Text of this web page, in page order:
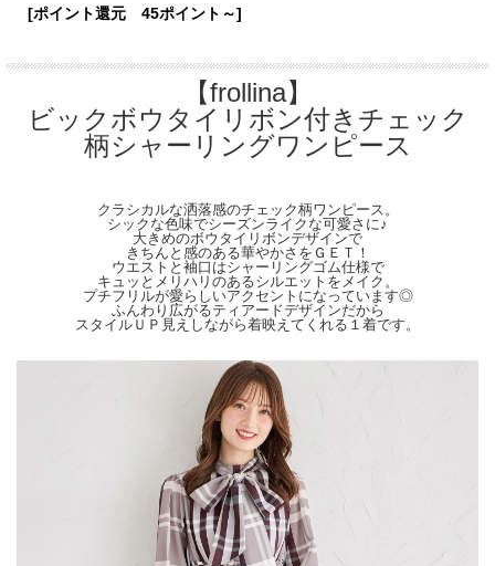
【Detail】
バスト：50cm
裾幅：178cm
※ウエストゴム仕様
※ファスナーなし
#01 ベージュ/#15 グレー
サイズは平置きサイズとなりますので測り方により誤差が出る場合がございます。
色合いはモニター環境により若干の誤差が出ます。 ライティングや天候によりモ
デル画像と物撮り画像のカラーに違いある場合、物撮り画像の方が
実際のカラーに近い状態で撮影されておりますので、そちらを参考にしてください
[ポイント還元 45ポイント～]
【frollina】
ビックボウタイリボン付きチェック
柄シャーリングワンピース
クラシカルな洒落感のチェック柄ワンピース。
シックな色味でシーズンライクな可愛さに♪
大きめのボウタイリボンデザインで
きちんと感のある華やかさをＧＥＴ！
ウエストと袖口はシャーリングゴム仕様で
キュッとメリハリのあるシルエットをメイク。
プチフリルが愛らしいアクセントになっています◎
ふんわり広がるティアードデザインだから
スタイルＵＰ見えしながら着映えてくれる１着です。